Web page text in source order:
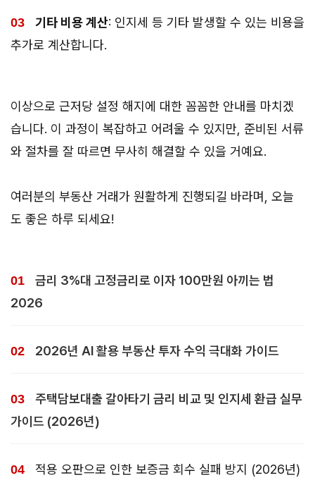
기타 비용 계산: 인지세 등 기타 발생할 수 있는 비용을
추가로 계산합니다.
이상으로 근저당 설정 해지에 대한 꼼꼼한 안내를 마치겠
습니다. 이 과정이 복잡하고 어려울 수 있지만, 준비된 서류
와 절차를 잘 따르면 무사히 해결할 수 있을 거예요.
여러분의 부동산 거래가 원활하게 진행되길 바라며, 오늘
도 좋은 하루 되세요!
금리 3%대 고정금리로 이자 100만원 아끼는 법
2026
2026년 AI 활용 부동산 투자 수익 극대화 가이드
주택담보대출 갈아타기 금리 비교 및 인지세 환급 실무
가이드 (2026년)
적용 오판으로 인한 보증금 회수 실패 방지 (2026년)